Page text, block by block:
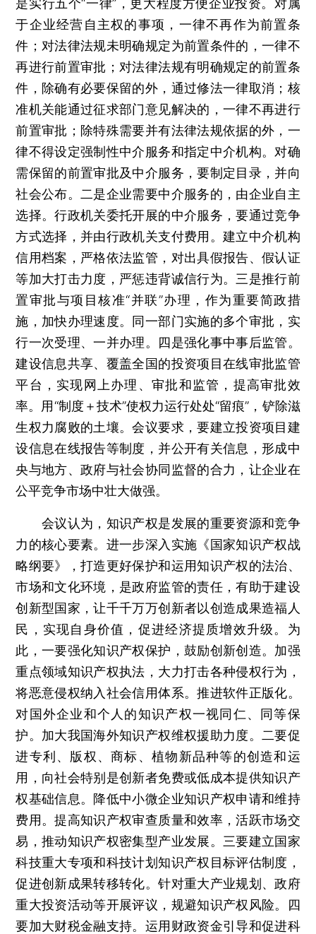
是实行五个“一律”，更大程度方便企业投资。对属
于企业经营自主权的事项，一律不再作为前置条
件；对法律法规未明确规定为前置条件的，一律不
再进行前置审批；对法律法规有明确规定的前置条
件，除确有必要保留的外，通过修法一律取消；核
准机关能通过征求部门意见解决的，一律不再进行
前置审批；除特殊需要并有法律法规依据的外，一
律不得设定强制性中介服务和指定中介机构。对确
需保留的前置审批及中介服务，要制定目录，并向
社会公布。二是企业需要中介服务的，由企业自主
选择。行政机关委托开展的中介服务，要通过竞争
方式选择，并由行政机关支付费用。建立中介机构
信用档案，严格依法监管，对出具假报告、假认证
等加大打击力度，严惩违背诚信行为。三是推行前
置审批与项目核准“并联”办理，作为重要简政措
施，加快办理速度。同一部门实施的多个审批，实
行一次受理、一并办理。四是强化事中事后监管。
建设信息共享、覆盖全国的投资项目在线审批监管
平台，实现网上办理、审批和监管，提高审批效
率。用“制度＋技术”使权力运行处处“留痕”，铲除滋
生权力腐败的土壤。会议要求，要建立投资项目建
设信息在线报告等制度，并公开有关信息，形成中
央与地方、政府与社会协同监督的合力，让企业在
公平竞争市场中壮大做强。
会议认为，知识产权是发展的重要资源和竞争
力的核心要素。进一步深入实施《国家知识产权战
略纲要》，打造更好保护和运用知识产权的法治、
市场和文化环境，是政府监管的责任，有助于建设
创新型国家，让千千万万创新者以创造成果造福人
民，实现自身价值，促进经济提质增效升级。为
此，一要强化知识产权保护，鼓励创新创造。加强
重点领域知识产权执法，大力打击各种侵权行为，
将恶意侵权纳入社会信用体系。推进软件正版化。
对国外企业和个人的知识产权一视同仁、同等保
护。加大我国海外知识产权维权援助力度。二要促
进专利、版权、商标、植物新品种等的创造和运
用，向社会特别是创新者免费或低成本提供知识产
权基础信息。降低中小微企业知识产权申请和维持
费用。提高知识产权审查质量和效率，活跃市场交
易，推动知识产权密集型产业发展。三要建立国家
科技重大专项和科技计划知识产权目标评估制度，
促进创新成果转移转化。针对重大产业规划、政府
重大投资活动等开展评议，规避知识产权风险。四
要加大财税金融支持。运用财政资金引导和促进科